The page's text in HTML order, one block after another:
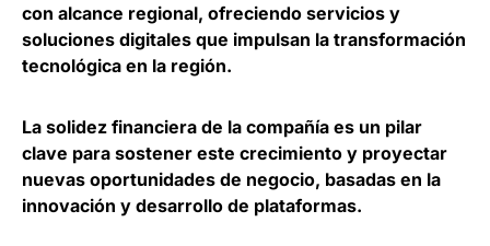
con alcance regional, ofreciendo servicios y
soluciones digitales que impulsan la transformación
tecnológica en la región.
La solidez financiera de la compañía es un pilar
clave para sostener este crecimiento y proyectar
nuevas oportunidades de negocio, basadas en la
innovación y desarrollo de plataformas.